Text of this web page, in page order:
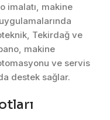
imalatı, makine
Tekirdağ ve
makine
ve servis
destek sağlar.